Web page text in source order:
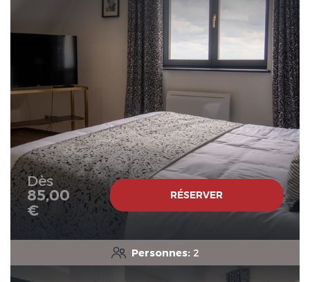
Dès
85,00
€
RÉSERVER
Personnes:2
Le Verger des Châteaux, The
Originals Relais